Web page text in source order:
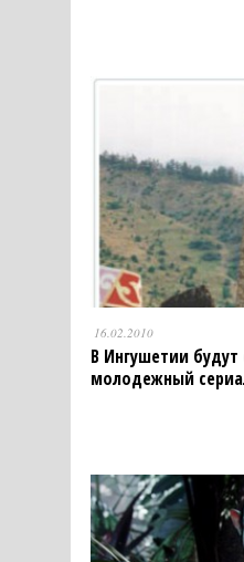
16.02.2010
В Ингушетии будут
молодежный